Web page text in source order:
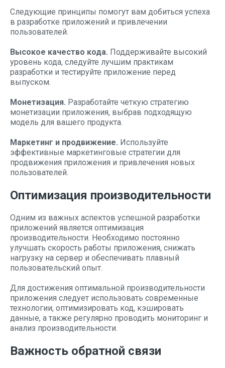
Следующие принципы помогут вам добиться успеха
в разработке приложений и привлечении
пользователей.
Высокое качество кода. Поддерживайте высокий
уровень кода, следуйте лучшим практикам
разработки и тестируйте приложение перед
выпуском.
Монетизация. Разработайте четкую стратегию
монетизации приложения, выбрав подходящую
модель для вашего продукта.
Маркетинг и продвижение. Используйте
эффективные маркетинговые стратегии для
продвижения приложения и привлечения новых
пользователей.
Оптимизация производительности
Одним из важных аспектов успешной разработки
приложений является оптимизация
производительности. Необходимо постоянно
улучшать скорость работы приложения, снижать
нагрузку на сервер и обеспечивать плавный
пользовательский опыт.
Для достижения оптимальной производительности
приложения следует использовать современные
технологии, оптимизировать код, кэшировать
данные, а также регулярно проводить мониторинг и
анализ производительности.
Важность обратной связи